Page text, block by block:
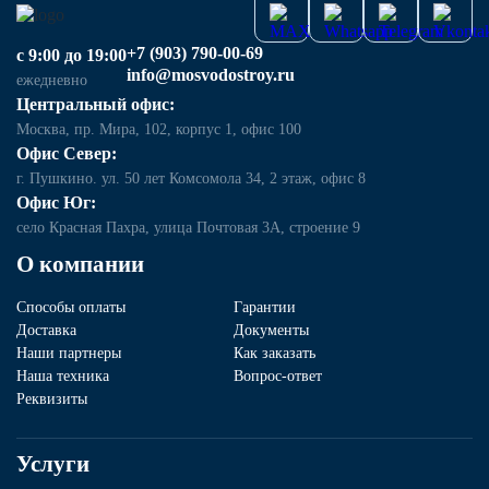
О компании
Способы оплаты
Гарантии
Доставка
Документы
Наши партнеры
Как заказать
Наша техника
Вопрос-ответ
Реквизиты
Услуги
с 9:00 до 19:00
ежедневно
+7 (903) 790-00-69
info@mosvodostroy.ru
Центральный офис:
Москва, пр. Мира, 102, корпус 1, офис 100
Офис Север:
г. Пушкино. ул. 50 лет Комсомола 34, 2 этаж, офис 8
Офис Юг:
село Красная Пахра, улица Почтовая 3А, строение 9